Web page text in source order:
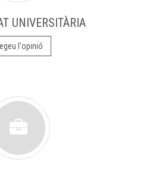
UNIVERSITÀRIA
l'opinió